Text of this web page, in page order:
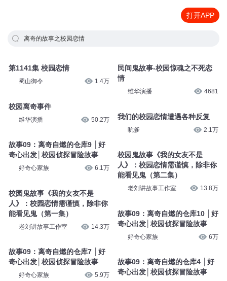
打开APP
离奇的故事之校园恋情
第1141集 校园恋情
蜀山御令 1.4万
校园离奇事件
维华演播 50.2万
故事09：离奇自燃的仓库9 │好
奇心出发│校园侦探冒险故事
好奇心家族 6.1万
校园鬼故事《我的女友不是
人》：校园恋情需谨慎，除非你
能看见鬼（第一集）
老刘讲故事工作室 14.3万
故事09：离奇自燃的仓库7 │好
奇心出发│校园侦探冒险故事
好奇心家族 5.9万
民间鬼故事-校园惊魂之不死恋
情
维华演播 4681
我们的校园恋情遭遇各种反复
吭爹 2.1万
校园鬼故事《我的女友不是
人》：校园恋情需谨慎，除非你
能看见鬼（第二集）
老刘讲故事工作室 13.8万
故事09：离奇自燃的仓库10 │好
奇心出发│校园侦探冒险故事
好奇心家族 6万
故事09：离奇自燃的仓库4 │好
奇心出发│校园侦探冒险故事